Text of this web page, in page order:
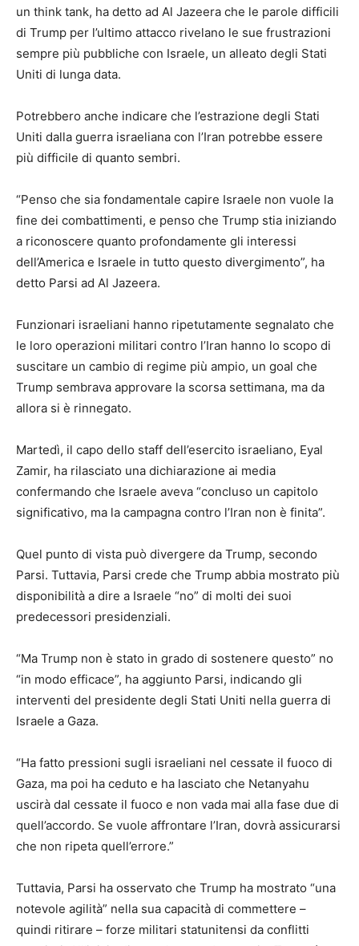
un think tank, ha detto ad Al Jazeera che le parole difficili
di Trump per l’ultimo attacco rivelano le sue frustrazioni
sempre più pubbliche con Israele, un alleato degli Stati
Uniti di lunga data.
Potrebbero anche indicare che l’estrazione degli Stati
Uniti dalla guerra israeliana con l’Iran potrebbe essere
più difficile di quanto sembri.
“Penso che sia fondamentale capire Israele non vuole la
fine dei combattimenti, e penso che Trump stia iniziando
a riconoscere quanto profondamente gli interessi
dell’America e Israele in tutto questo divergimento”, ha
detto Parsi ad Al Jazeera.
Funzionari israeliani hanno ripetutamente segnalato che
le loro operazioni militari contro l’Iran hanno lo scopo di
suscitare un cambio di regime più ampio, un goal che
Trump sembrava approvare la scorsa settimana, ma da
allora si è rinnegato.
Martedì, il capo dello staff dell’esercito israeliano, Eyal
Zamir, ha rilasciato una dichiarazione ai media
confermando che Israele aveva “concluso un capitolo
significativo, ma la campagna contro l’Iran non è finita”.
Quel punto di vista può divergere da Trump, secondo
Parsi. Tuttavia, Parsi crede che Trump abbia mostrato più
disponibilità a dire a Israele “no” di molti dei suoi
predecessori presidenziali.
“Ma Trump non è stato in grado di sostenere questo” no
“in modo efficace”, ha aggiunto Parsi, indicando gli
interventi del presidente degli Stati Uniti nella guerra di
Israele a Gaza.
“Ha fatto pressioni sugli israeliani nel cessate il fuoco di
Gaza, ma poi ha ceduto e ha lasciato che Netanyahu
uscirà dal cessate il fuoco e non vada mai alla fase due di
quell’accordo. Se vuole affrontare l’Iran, dovrà assicurarsi
che non ripeta quell’errore.”
Tuttavia, Parsi ha osservato che Trump ha mostrato “una
notevole agilità” nella sua capacità di commettere –
quindi ritirare – forze militari statunitensi da conflitti